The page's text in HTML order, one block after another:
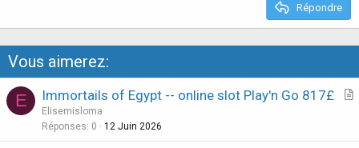
Répondre
Vous aimerez:
E
A
Immortails of Egypt -- online slot Play'n Go 817£
Elisemisloma
Réponses 0 12 Juin 2026